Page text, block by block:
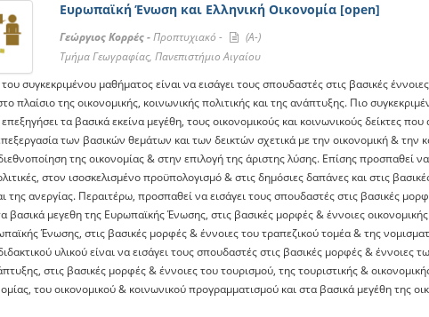
Ευρωπαϊκή Ένωση και Ελληνική Οικονομία [open]
Γεώργιος Κορρές -Προπτυχιακό -
(A-)
Τμήμα Γεωγραφίας, Πανεπιστήμιο Αιγαίου
συγκεκριμένου μαθήματος είναι να εισάγει τους σπουδαστές στις βασικές
πλαίσιο της οικονομικής, κοινωνικής πολιτικής και της ανάπτυξης. Πιο
τα βασικά εκείνα μεγέθη, τους οικονομικούς και κοινωνικούς δείκτες
των βασικών θεμάτων και των δεικτών σχετικά με την οικονομική & την
της οικονομίας & στην επιλογή της άριστης λύσης. Επίσης προσπαθεί
στον ισοσκελισμένο προϋπολογισμό & στις δημόσιες δαπάνες και στις
της ανεργίας. Περαιτέρω, προσπαθεί να εισάγει τους σπουδαστές στις βασικές
βασικά μεγεθη της Ευρωπαϊκής Ένωσης, στις βασικές μορφές & έννοιες
Ένωσης, στις βασικές μορφές & έννοιες του τραπεζικού τομέα & της
υλικού είναι να εισάγει τους σπουδαστές στις βασικές μορφές &
στις βασικές μορφές & έννοιες του τουρισμού, της τουριστικής &
του οικονομικού & κοινωνικού προγραμματισμού και στα βασικά μεγέθη της